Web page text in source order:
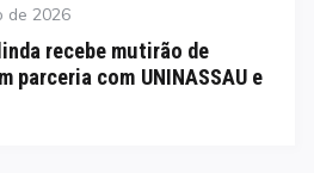
de 2026
recebe mutirão de
parceria com UNINASSAU e